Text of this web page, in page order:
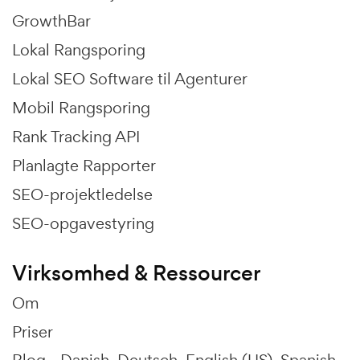
GrowthBar
Lokal Rangsporing
Lokal SEO Software til Agenturer
Mobil Rangsporing
Rank Tracking API
Planlagte Rapporter
SEO-projektledelse
SEO-opgavestyring
Virksomhed & Ressourcer
Om
Priser